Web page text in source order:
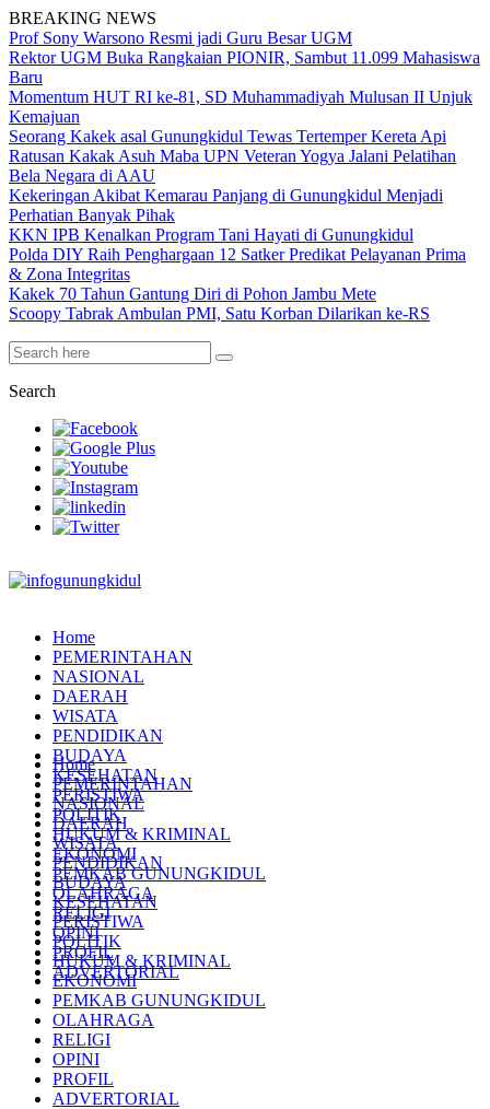
BREAKING NEWS
Prof Sony Warsono Resmi jadi Guru Besar UGM
Rektor UGM Buka Rangkaian PIONIR, Sambut 11.099 Mahasiswa
Baru
Momentum HUT RI ke-81, SD Muhammadiyah Mulusan II Unjuk
Kemajuan
Seorang Kakek asal Gunungkidul Tewas Tertemper Kereta Api
Ratusan Kakak Asuh Maba UPN Veteran Yogya Jalani Pelatihan
Bela Negara di AAU
Kekeringan Akibat Kemarau Panjang di Gunungkidul Menjadi
Perhatian Banyak Pihak
KKN IPB Kenalkan Program Tani Hayati di Gunungkidul
Polda DIY Raih Penghargaan 12 Satker Predikat Pelayanan Prima
& Zona Integritas
Kakek 70 Tahun Gantung Diri di Pohon Jambu Mete
Scoopy Tabrak Ambulan PMI, Satu Korban Dilarikan ke-RS
Search
Home
PEMERINTAHAN
NASIONAL
DAERAH
WISATA
PENDIDIKAN
BUDAYA
KESEHATAN
PERISTIWA
POLITIK
HUKUM & KRIMINAL
EKONOMI
PEMKAB GUNUNGKIDUL
OLAHRAGA
RELIGI
OPINI
PROFIL
ADVERTORIAL
Home
PEMERINTAHAN
NASIONAL
DAERAH
WISATA
PENDIDIKAN
BUDAYA
KESEHATAN
PERISTIWA
POLITIK
HUKUM & KRIMINAL
EKONOMI
PEMKAB GUNUNGKIDUL
OLAHRAGA
RELIGI
OPINI
PROFIL
ADVERTORIAL